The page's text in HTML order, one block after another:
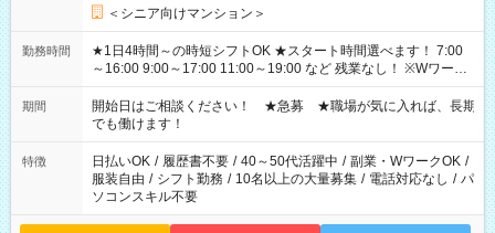
＜シニア向けマンション＞
勤務時間
★1日4時間～の時短シフトOK ★スタート時間選べます！ 7:00
～16:00 9:00～17:00 11:00～19:00 など 残業なし！ ※Wワーク
の場合、他のお仕事と合わせ週40時間超の就業はご案内できま
せん ※法令に基づき、週20時間以上勤務は社会保険への加入対
象となります ※労働者派遣法（日雇い派遣の原則禁止）によ
り、短時間・短期間の就業はご案内が難しい場合があります
期間
開始日はご相談ください！ ★急募 ★職場が気に入れば、長期
でも働けます！
特徴 日払いOK / 履歴書不要 / 40～50代活躍中 / 副業・WワークOK /
服装自由 / シフト勤務 / 10名以上の大量募集 / 電話対応なし / パ
ソコンスキル不要